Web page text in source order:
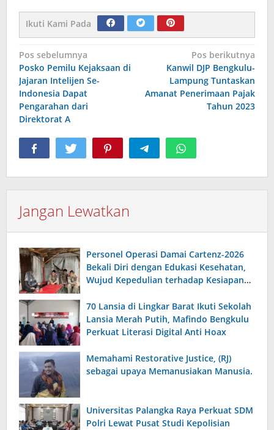
Ikuti Kami Pada
Navigasi
pos
Pos sebelumnya
Posko Pemilu Kejaksaan di
Jajaran Intelijen Se-
Indonesia Dapat
Pengarahan dari
Direktorat A
Pos berikutnya
Kanwil DJP Bengkulu-
Lampung Tuntaskan
Amanat Penerimaan Pajak
Tahun 2023
Jangan Lewatkan
Personel Operasi Damai Cartenz-2026
Bekali Diri dengan Edukasi Kesehatan,
Wujud Kepedulian terhadap Kesiapan
70 Lansia di Lingkar Barat Ikuti Sekolah
Lansia Merah Putih, Mafindo Bengkulu
Perkuat Literasi Digital Anti Hoax
Memahami Restorative Justice, (RJ)
sebagai upaya Memanusiakan Manusia.
Universitas Palangka Raya Perkuat SDM
Polri Lewat Pusat Studi Kepolisian